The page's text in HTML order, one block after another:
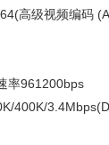
高级视频编码
961200bps
400K/